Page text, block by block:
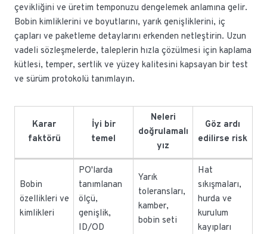
çevikliğini ve üretim temponuzu dengelemek anlamına gelir.
Bobin kimliklerini ve boyutlarını, yarık genişliklerini, iç
çapları ve paketleme detaylarını erkenden netleştirin. Uzun
vadeli sözleşmelerde, taleplerin hızla çözülmesi için kaplama
kütlesi, temper, sertlik ve yüzey kalitesini kapsayan bir test
ve sürüm protokolü tanımlayın.
Karar
faktörü
İyi bir
temel
Neleri
doğrulamalı
yız
Göz ardı
edilirse risk
Bobin
özellikleri ve
kimlikleri
PO'larda
tanımlanan
ölçü,
genişlik,
ID/OD
Yarık
toleransları,
kamber,
bobin seti
Hat
sıkışmaları,
hurda ve
kurulum
kayıpları